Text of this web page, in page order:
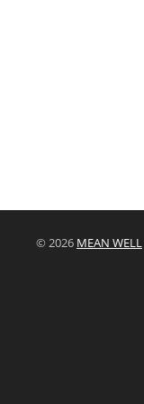
© 2026 MEAN WELL